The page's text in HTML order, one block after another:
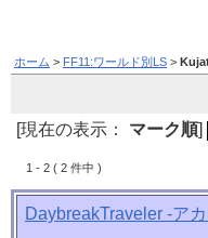
ホーム > FF11:ワールド別LS >
[現在の表示： マーク順]
1 - 2 ( 2 件中 )
DaybreakTraveler -ア